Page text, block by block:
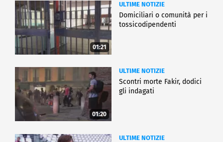
01:21
ULTIME NOTIZIE
Domiciliari o comunità per i
tossicodipendenti
01:20
ULTIME NOTIZIE
Scontri morte Fakir, dodici
gli indagati
ULTIME NOTIZIE